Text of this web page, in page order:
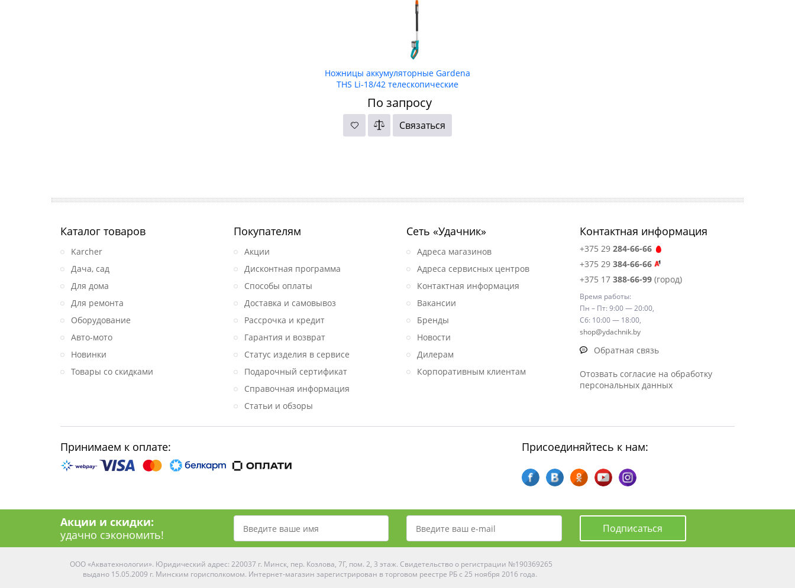
Ножницы аккумуляторные Gardena
THS Li-18/42 телескопические
По запросу
Связаться
Каталог товаров
Karcher
Дача, сад
Для дома
Для ремонта
Оборудование
Авто-мото
Новинки
Товары со скидками
Покупателям
Акции
Дисконтная программа
Способы оплаты
Доставка и самовывоз
Рассрочка и кредит
Гарантия и возврат
Статус изделия в сервисе
Подарочный сертификат
Справочная информация
Статьи и обзоры
Сеть «Удачник»
Адреса магазинов
Адреса сервисных центров
Контактная информация
Вакансии
Бренды
Новости
Дилерам
Корпоративным клиентам
Контактная информация
+375 29 284-66-66
+375 29 384-66-66
+375 17 388-66-99(город)
Время работы:
Пн – Пт: 9:00 — 20:00,
Сб: 10:00 — 18:00,
shop@ydachnik.by
Обратная связь
Отозвать согласие на обработку
персональных данных
Принимаем к оплате: Присоединяйтесь к нам:
Акции и скидки:
удачно сэкономить!
Подписаться
ООО «Акватехнологии». Юридический адрес: 220037 г. Минск, пер. Козлова, 7Г, пом. 2, 3 этаж. Свидетельство о регистрации №190369265
выдано 15.05.2009 г. Минским горисполкомом. Интернет-магазин зарегистрирован в торговом реестре РБ с 25 ноября 2016 года.